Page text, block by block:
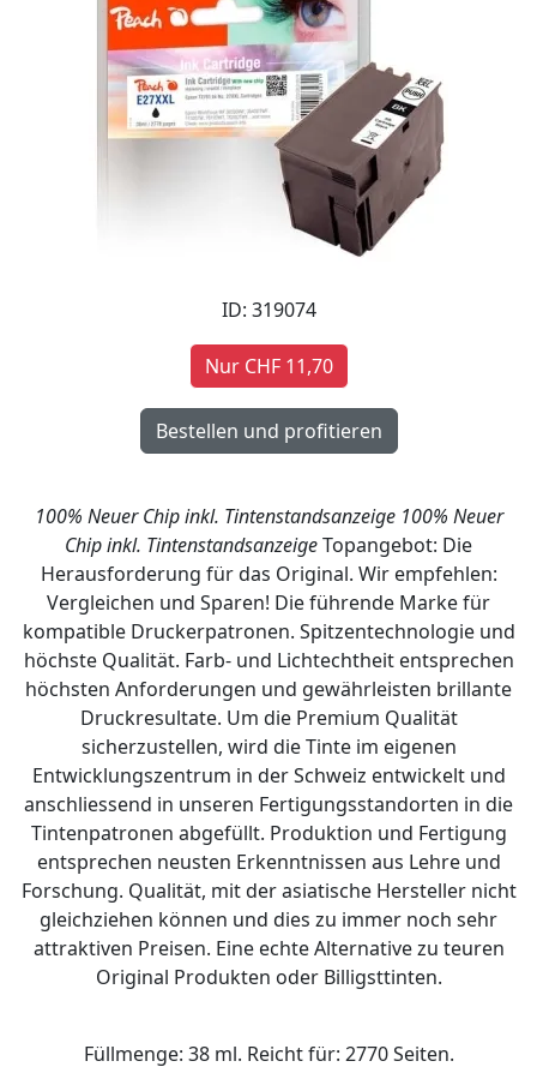
ID: 319074
Nur CHF 11,70
100% Neuer Chip inkl. Tintenstandsanzeige 100% Neuer
Chip inkl. TintenstandsanzeigeTopangebot: Die
Herausforderung für das Original. Wir empfehlen:
Vergleichen und Sparen! Die führende Marke für
kompatible Druckerpatronen. Spitzentechnologie und
höchste Qualität. Farb- und Lichtechtheit entsprechen
höchsten Anforderungen und gewährleisten brillante
Druckresultate. Um die Premium Qualität
sicherzustellen, wird die Tinte im eigenen
Entwicklungszentrum in der Schweiz entwickelt und
anschliessend in unseren Fertigungsstandorten in die
Tintenpatronen abgefüllt. Produktion und Fertigung
entsprechen neusten Erkenntnissen aus Lehre und
Forschung. Qualität, mit der asiatische Hersteller nicht
gleichziehen können und dies zu immer noch sehr
attraktiven Preisen. Eine echte Alternative zu teuren
Original Produkten oder Billigsttinten.
Füllmenge: 38 ml. Reicht für: 2770 Seiten.